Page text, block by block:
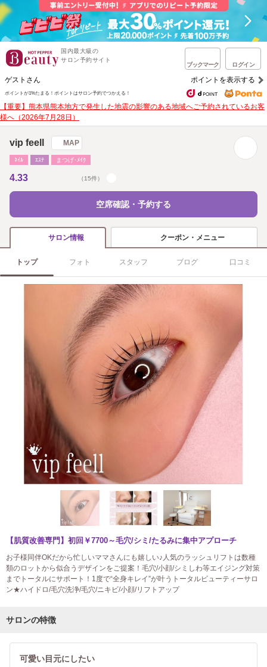
国内最大級の
サロン予約サイト
ブックマーク ログイン
ゲストさん ポイントを表示する
ポイントが1%たまる！ ポイントはサロン予約でつかえる！
【重要】熊本県熊本地方で発生した地震の影響のある地域へご予約されているお客
様へ（2026年7月28日）
vip feell MAP
ﾈｲﾙ ｴｽﾃ まつげ･ﾒｲｸ
4.33 （15件）
空席確認・予約する
サロン情報 クーポン・メニュー
トップ フォト スタッフ ブログ 口コミ
【肌質改善専門】初回￥7700～毛穴/シミ/たるみに集中アプローチ
お子様同伴OKだから忙しいママさんにも嬉しい♪人気のラッシュリフトは数種
類のロットから似合うデザインをご提案！毛穴/小顔/シミしわ等エイジング対策
までトータルにサポート！1度で“全身キレイ”が叶うトータルビューティーサロ
ン★ハイドロ/毛穴洗浄/毛穴/ニキビ/小顔/リフトアップ
サロンの特徴
可愛い目元にしたい